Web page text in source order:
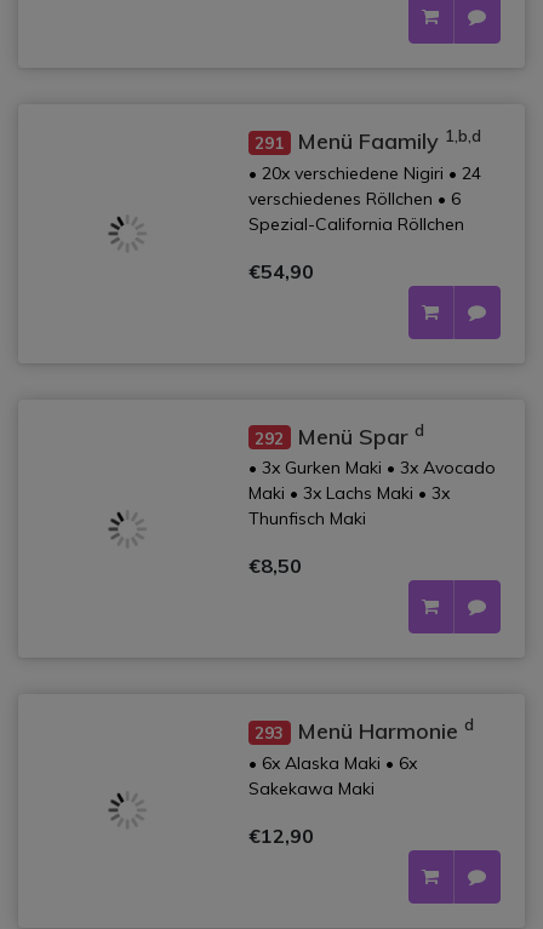
291 Menü Faamily 1,b,d
• 20x verschiedene Nigiri • 24
verschiedenes Röllchen • 6
Spezial-California Röllchen
€54,90
292 Menü Spar d
• 3x Gurken Maki • 3x Avocado
Maki • 3x Lachs Maki • 3x
Thunfisch Maki
€8,50
293 Menü Harmonie d
• 6x Alaska Maki • 6x
Sakekawa Maki
€12,90